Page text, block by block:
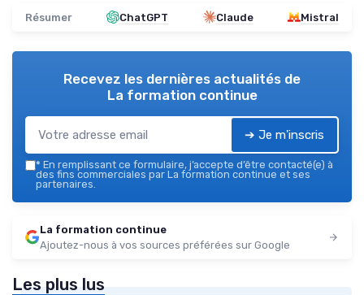
Résumer ChatGPT Claude Mistral
Recevez les dernières actualités de
La formation continue
➔ Je m'inscris
* En remplissant ce formulaire, j’accepte d’être contacté(e) à
des fins commerciales par La formation continue et ses
partenaires.
La formation continue
Ajoutez-nous à vos sources préférées sur Google
Les plus lus